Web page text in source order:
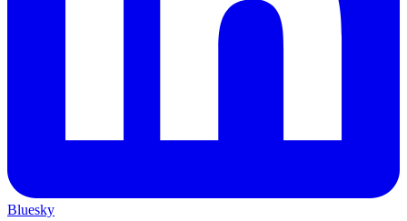
Bluesky